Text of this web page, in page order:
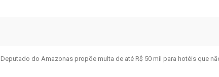
Deputado do Amazonas propõe multa de até R$ 50 mil para hotéis que